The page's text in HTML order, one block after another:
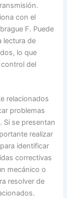
con el
F. Puede
lectura de
lo que
del
relacionados
problemas
Si se presentan
realizar
identificar
correctivas
mecánico o
resolver de